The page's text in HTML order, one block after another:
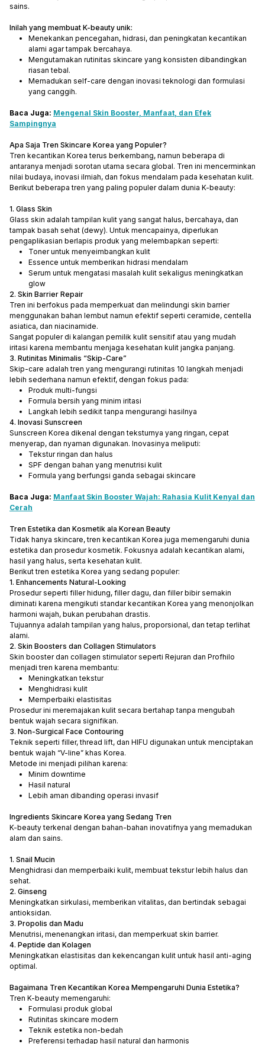
sains.
Inilah yang membuat K-beauty unik:
Menekankan pencegahan, hidrasi, dan peningkatan kecantikan
alami agar tampak bercahaya.
Mengutamakan rutinitas skincare yang konsisten dibandingkan
riasan tebal.
Memadukan self-care dengan inovasi teknologi dan formulasi
yang canggih.
Baca Juga: Mengenal Skin Booster, Manfaat, dan Efek
Sampingnya
Apa Saja Tren Skincare Korea yang Populer?
Tren kecantikan Korea terus berkembang, namun beberapa di
antaranya menjadi sorotan utama secara global. Tren ini mencerminkan
nilai budaya, inovasi ilmiah, dan fokus mendalam pada kesehatan kulit.
Berikut beberapa tren yang paling populer dalam dunia K-beauty:
1. Glass Skin
Glass skin adalah tampilan kulit yang sangat halus, bercahaya, dan
tampak basah sehat (dewy). Untuk mencapainya, diperlukan
pengaplikasian berlapis produk yang melembapkan seperti:
Toner untuk menyeimbangkan kulit
Essence untuk memberikan hidrasi mendalam
Serum untuk mengatasi masalah kulit sekaligus meningkatkan
glow
2. Skin Barrier Repair
Tren ini berfokus pada memperkuat dan melindungi skin barrier
menggunakan bahan lembut namun efektif seperti ceramide, centella
asiatica, dan niacinamide.
Sangat populer di kalangan pemilik kulit sensitif atau yang mudah
iritasi karena membantu menjaga kesehatan kulit jangka panjang.
3. Rutinitas Minimalis “Skip-Care”
Skip-care adalah tren yang mengurangi rutinitas 10 langkah menjadi
lebih sederhana namun efektif, dengan fokus pada:
Produk multi-fungsi
Formula bersih yang minim iritasi
Langkah lebih sedikit tanpa mengurangi hasilnya
4. Inovasi Sunscreen
Sunscreen Korea dikenal dengan teksturnya yang ringan, cepat
menyerap, dan nyaman digunakan. Inovasinya meliputi:
Tekstur ringan dan halus
SPF dengan bahan yang menutrisi kulit
Formula yang berfungsi ganda sebagai skincare
Baca Juga: Manfaat Skin Booster Wajah: Rahasia Kulit Kenyal dan
Cerah
Tren Estetika dan Kosmetik ala Korean Beauty
Tidak hanya skincare, tren kecantikan Korea juga memengaruhi dunia
estetika dan prosedur kosmetik. Fokusnya adalah kecantikan alami,
hasil yang halus, serta kesehatan kulit.
Berikut tren estetika Korea yang sedang populer:
1. Enhancements Natural-Looking
Prosedur seperti filler hidung, filler dagu, dan filler bibir semakin
diminati karena mengikuti standar kecantikan Korea yang menonjolkan
harmoni wajah, bukan perubahan drastis.
Tujuannya adalah tampilan yang halus, proporsional, dan tetap terlihat
alami.
2. Skin Boosters dan Collagen Stimulators
Skin booster dan collagen stimulator seperti Rejuran dan Profhilo
menjadi tren karena membantu:
Meningkatkan tekstur
Menghidrasi kulit
Memperbaiki elastisitas
Prosedur ini meremajakan kulit secara bertahap tanpa mengubah
bentuk wajah secara signifikan.
3. Non-Surgical Face Contouring
Teknik seperti filler, thread lift, dan HIFU digunakan untuk menciptakan
bentuk wajah “V-line” khas Korea.
Metode ini menjadi pilihan karena:
Minim downtime
Hasil natural
Lebih aman dibanding operasi invasif
Ingredients Skincare Korea yang Sedang Tren
K-beauty terkenal dengan bahan-bahan inovatifnya yang memadukan
alam dan sains.
1. Snail Mucin
Menghidrasi dan memperbaiki kulit, membuat tekstur lebih halus dan
sehat.
2. Ginseng
Meningkatkan sirkulasi, memberikan vitalitas, dan bertindak sebagai
antioksidan.
3. Propolis dan Madu
Menutrisi, menenangkan iritasi, dan memperkuat skin barrier.
4. Peptide dan Kolagen
Meningkatkan elastisitas dan kekencangan kulit untuk hasil anti-aging
optimal.
Bagaimana Tren Kecantikan Korea Mempengaruhi Dunia Estetika?
Tren K-beauty memengaruhi:
Formulasi produk global
Rutinitas skincare modern
Teknik estetika non-bedah
Preferensi terhadap hasil natural dan harmonis